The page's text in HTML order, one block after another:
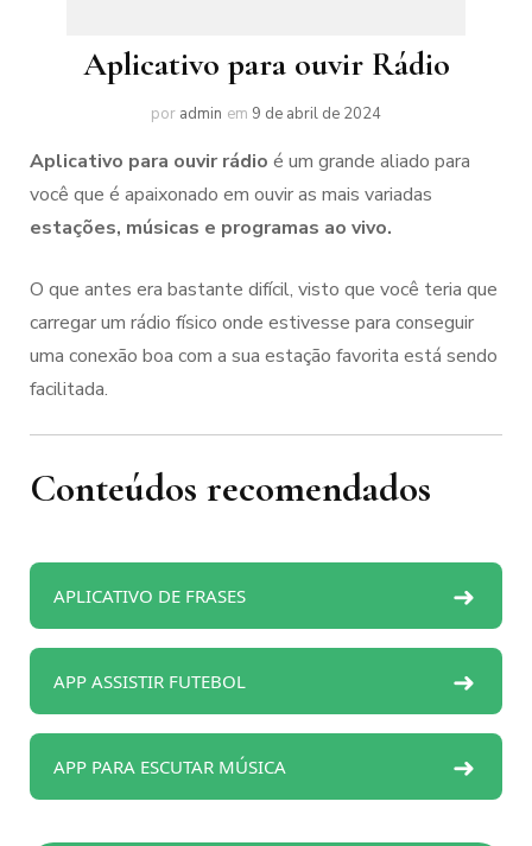
Aplicativo para ouvir Rádio
por admin em 9 de abril de 2024
Aplicativo para ouvir rádio é um grande aliado para
você que é apaixonado em ouvir as mais variadas
estações, músicas e programas ao vivo.
O que antes era bastante difícil, visto que você teria que
carregar um rádio físico onde estivesse para conseguir
uma conexão boa com a sua estação favorita está sendo
facilitada.
Conteúdos recomendados
APLICATIVO DE FRASES ➜
APP ASSISTIR FUTEBOL ➜
APP PARA ESCUTAR MÚSICA ➜